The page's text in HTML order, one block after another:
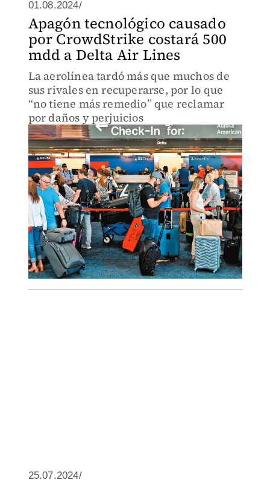
01.08.2024/
Apagón tecnológico causado
por CrowdStrike costará 500
mdd a Delta Air Lines
La aerolínea tardó más que muchos de
sus rivales en recuperarse, por lo que
“no tiene más remedio” que reclamar
por daños y perjuicios
25.07.2024/